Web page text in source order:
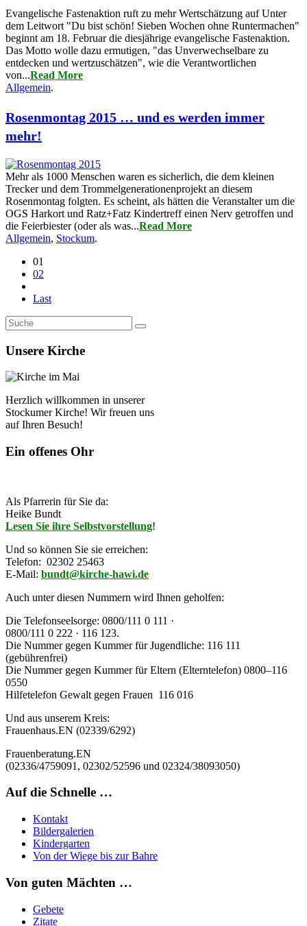
Evangelische Fastenaktion ruft zu mehr Wertschätzung auf Unter
dem Leitwort "Du bist schön! Sieben Wochen ohne Runtermachen"
beginnt am 18. Februar die diesjährige evangelische Fastenaktion.
Das Motto wolle dazu ermutigen, "das Unverwechselbare zu
entdecken und wertzuschätzen", wie die Verantwortlichen
von...Read More
Allgemein.
Rosenmontag 2015 … und es werden immer
mehr!
Mehr als 1000 Menschen waren es sicherlich, die dem kleinen
Trecker und dem Trommelgenerationenprojekt an diesem
Rosenmontag folgten. Es scheint, als hätten die Veranstalter um die
OGS Harkort und Ratz+Fatz Kindertreff einen Nerv getroffen und
die Feierbiester (oder als was...Read More
Allgemein, Stockum.
01
02
Last
Unsere Kirche
Herzlich willkommen in unserer
Stockumer Kirche! Wir freuen uns
auf Ihren Besuch!
Ein offenes Ohr
Als Pfarrerin für Sie da:
Heike Bundt
Lesen Sie ihre Selbstvorstellung!
Und so können Sie sie erreichen:
Telefon: 02302 25463
E-Mail: bundt@kirche-hawi.de
Auch unter diesen Nummern wird Ihnen geholfen:
Die Telefonseelsorge: 0800/111 0 111 ·
0800/111 0 222 · 116 123.
Die Nummer gegen Kummer für Jugendliche: 116 111
(gebührenfrei)
Die Nummer gegen Kummer für Eltern (Elterntelefon) 0800–116
0550
Hilfetelefon Gewalt gegen Frauen 116 016
Und aus unserem Kreis:
Frauenhaus.EN (02339/6292)
Frauenberatung.EN
(02336/4759091, 02302/52596 und 02324/38093050)
Auf die Schnelle …
Kontakt
Bildergalerien
Kindergarten
Von der Wiege bis zur Bahre
Von guten Mächten …
Gebete
Zitate